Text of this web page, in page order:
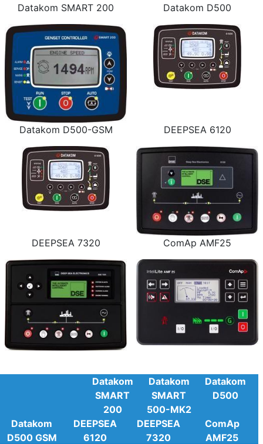
Datakom SMART 200 Datakom D500
Datakom D500-GSM DEEPSEA 6120
DEEPSEA 7320 ComAp AMF25
Datakom
SMART
200
Datakom
SMART
500-MK2
Datakom
D500
Datakom
D500 GSM
DEEPSEA
6120
DEEPSEA
7320
ComAp
AMF25